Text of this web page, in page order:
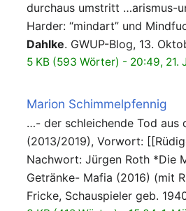
durchaus umstritt …arismus-
Harder: “mindart” und
Dahlke. GWUP-Blog, 13.
5 KB (593 Wörter) - 20:49, 21.
Marion Schimmelpfennig
…- der schleichende Tod aus
(2013/2019), Vorwort:
Nachwort: Jürgen Roth *Die
Getränke- Mafia (2016) (mit
Fricke, Schauspieler geb.